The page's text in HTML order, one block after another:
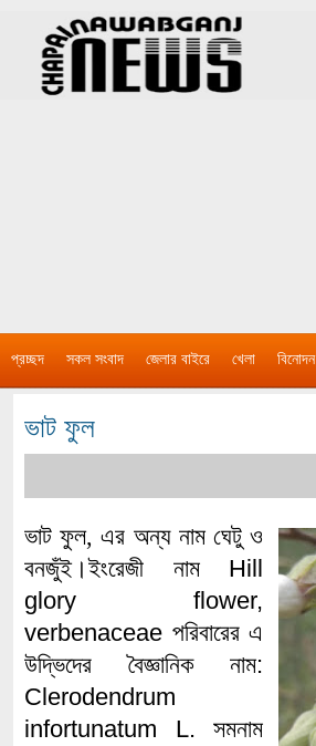
প্রচ্ছদ সকল সংবাদ জেলার বাইরে খেলা বিনোদন
ভাট ফুল
ভাট ফুল, এর অন্য নাম ঘেটু ও
বনজুঁই।ইংরেজী নাম Hill
glory flower,
verbenaceae পরিবারের এ
উদ্ভিদের বৈজ্ঞানিক
নাম:
Clerodendrum
infortunatum L. সমনাম